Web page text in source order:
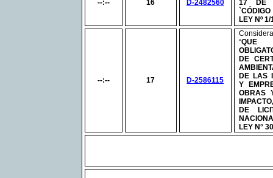
--:-- 16 D-2482560
17
LEY Nº1/
--:-- 17 D-2586115
“QUE
DE
DE LAS
Y
OBRAS
DE
LEY N°